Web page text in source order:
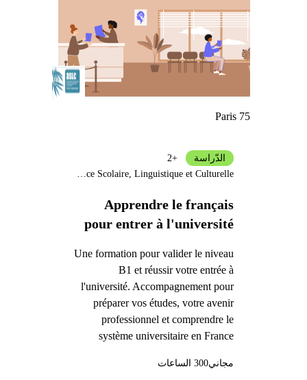
Paris 75
Apprendre le français
pour entrer à l'université
Une formation pour valider le niveau
B1 et réussir votre entrée à
l'université. Accompagnement pour
préparer vos études, votre avenir
professionnel et comprendre le
système universitaire en France
الدّراسة
+2
مجاني300 الساعات